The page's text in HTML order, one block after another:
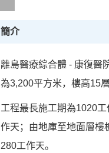
簡介
離島醫療綜合體 - 康復醫
為3,200平方米，樓高15
工程最長施工期為1020
作天；由地庫至地面層樓
280工作天。